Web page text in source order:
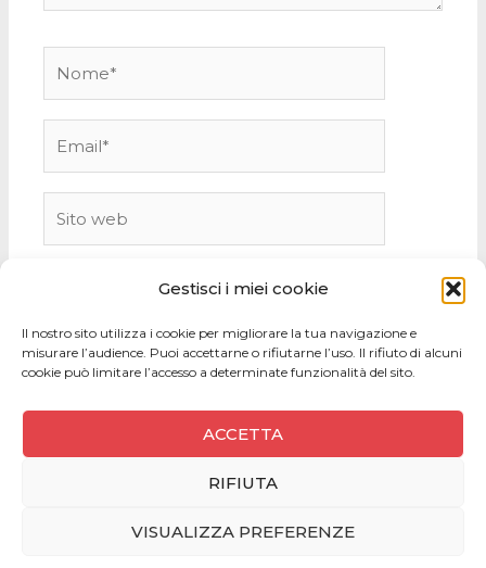
Gestisci i miei cookie
Il nostro sito utilizza i cookie per migliorare la tua navigazione e
misurare l’audience. Puoi accettarne o rifiutarne l’uso. Il rifiuto di alcuni
cookie può limitare l’accesso a determinate funzionalità del sito.
ACCETTA
RIFIUTA
VISUALIZZA PREFERENZE
web